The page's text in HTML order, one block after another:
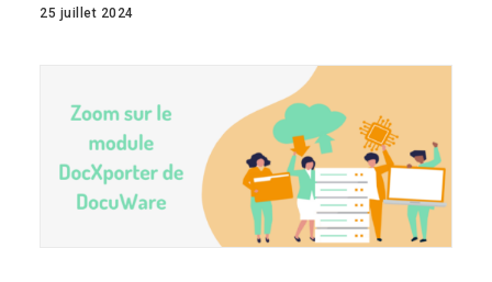
25 juillet 2024